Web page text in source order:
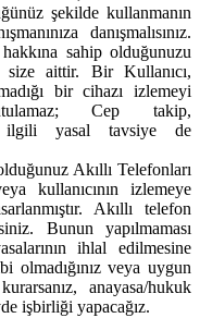
şekilde kullanmanın
danışmalısınız.
sahip olduğunuzu
aittir. Bir Kullanıcı,
bir cihazı izlemeyi
Cep takip,
ilgili yasal tavsiye de
Akıllı Telefonları
kullanıcının izlemeye
Akıllı telefon
Bunun yapılmaması
ihlal edilmesine
olmadığınız veya uygun
anayasa/hukuk
işbirliği yapacağız.